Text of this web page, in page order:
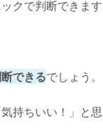
クで判断できます
できるでしょう。
持ちいい！」と